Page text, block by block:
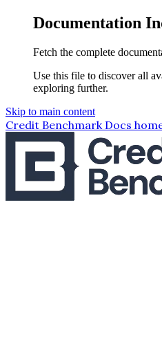
Documentation
Fetch the complete
Use this file to discover all
exploring further.
Skip to main content
Credit Benchmark Docs